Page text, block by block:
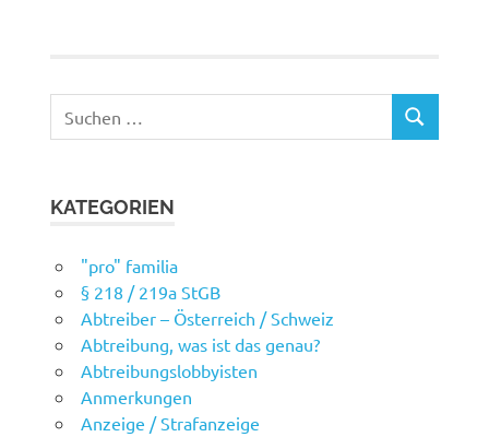
nach:
SUCHEN
KATEGORIEN
"pro" familia
§ 218 / 219a StGB
Abtreiber – Österreich / Schweiz
Abtreibung, was ist das genau?
Abtreibungslobbyisten
Anmerkungen
Anzeige / Strafanzeige